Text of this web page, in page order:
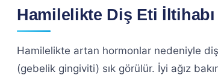
Hamilelikte Diş Eti İltihabı
Hamilelikte artan hormonlar nedeniyle
(gebelik gingiviti) sık görülür. İyi ağız